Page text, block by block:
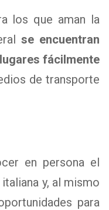
los que aman la
se encuentran
fácilmente
de transporte
en persona el
y, al mismo
para